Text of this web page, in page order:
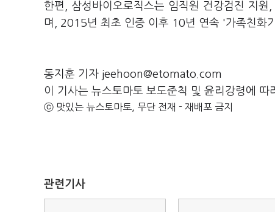
한편, 삼성바이오로직스는 임직원 건강검진 지
며, 2015년 최초 인증 이후 10년 연속 '가족친화
동지훈 기자 jeehoon@etomato.com
이 기사는 뉴스토마토 보도준칙 및 윤리강령에 따
ⓒ 맛있는 뉴스토마토, 무단 전재 - 재배포 금지
관련기사